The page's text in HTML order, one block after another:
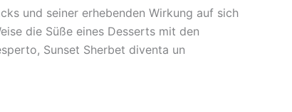
und seiner erhebenden Wirkung auf sich
die Süße eines Desserts mit den
Sunset Sherbet diventa un